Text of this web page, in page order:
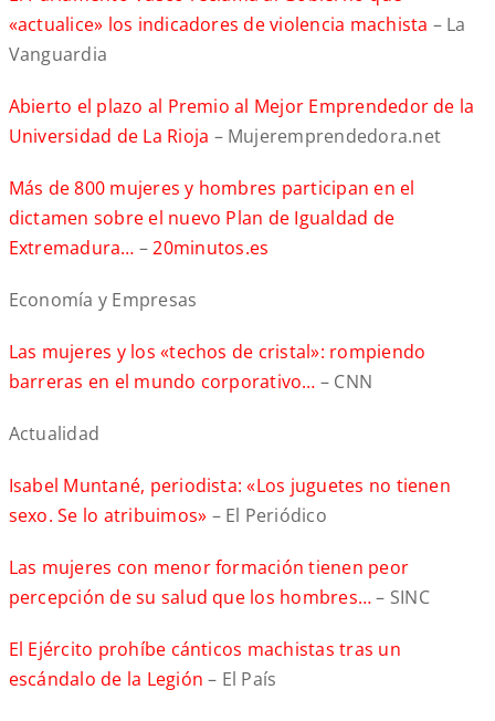
«actualice» los indicadores de violencia machista – La
Vanguardia
Abierto el plazo al Premio al Mejor Emprendedor de la
Universidad de La Rioja – Mujeremprendedora.net
Más de 800 mujeres y hombres participan en el
dictamen sobre el nuevo Plan de Igualdad de
Extremadura… –20minutos.es
Economía y Empresas
Las mujeres y los «techos de cristal»: rompiendo
barreras en el mundo corporativo… – CNN
Actualidad
Isabel Muntané, periodista: «Los juguetes no tienen
sexo. Se lo atribuimos» – El Periódico
Las mujeres con menor formación tienen peor
percepción de su salud que los hombres…– SINC
El Ejército prohíbe cánticos machistas tras un
escándalo de la Legión – El País